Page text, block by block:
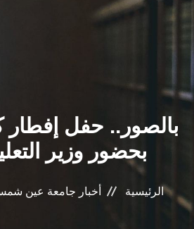
بالصور.. حفل إفطار
بحضور وزير
الرئيسية أخبار جامعة عين